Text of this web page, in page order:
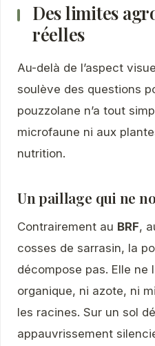
Des limites
réelles
Au-delà de l’aspect
soulève des questions
pouzzolane n’a tout
microfaune ni aux
nutrition.
Un paillage qui ne
Contrairement au BRF,
cosses de sarrasin, la
décompose pas. Elle ne
organique, ni azote, ni
les racines. Sur un sol
appauvrissement